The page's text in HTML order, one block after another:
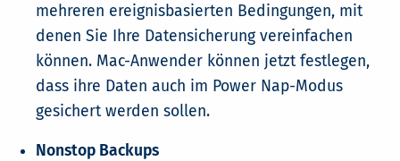
mehreren ereignisbasierten Bedingungen, mit
denen Sie Ihre Datensicherung vereinfachen
können. Mac-Anwender können jetzt festlegen,
dass ihre Daten auch im Power Nap-Modus
gesichert werden sollen.
Nonstop Backups